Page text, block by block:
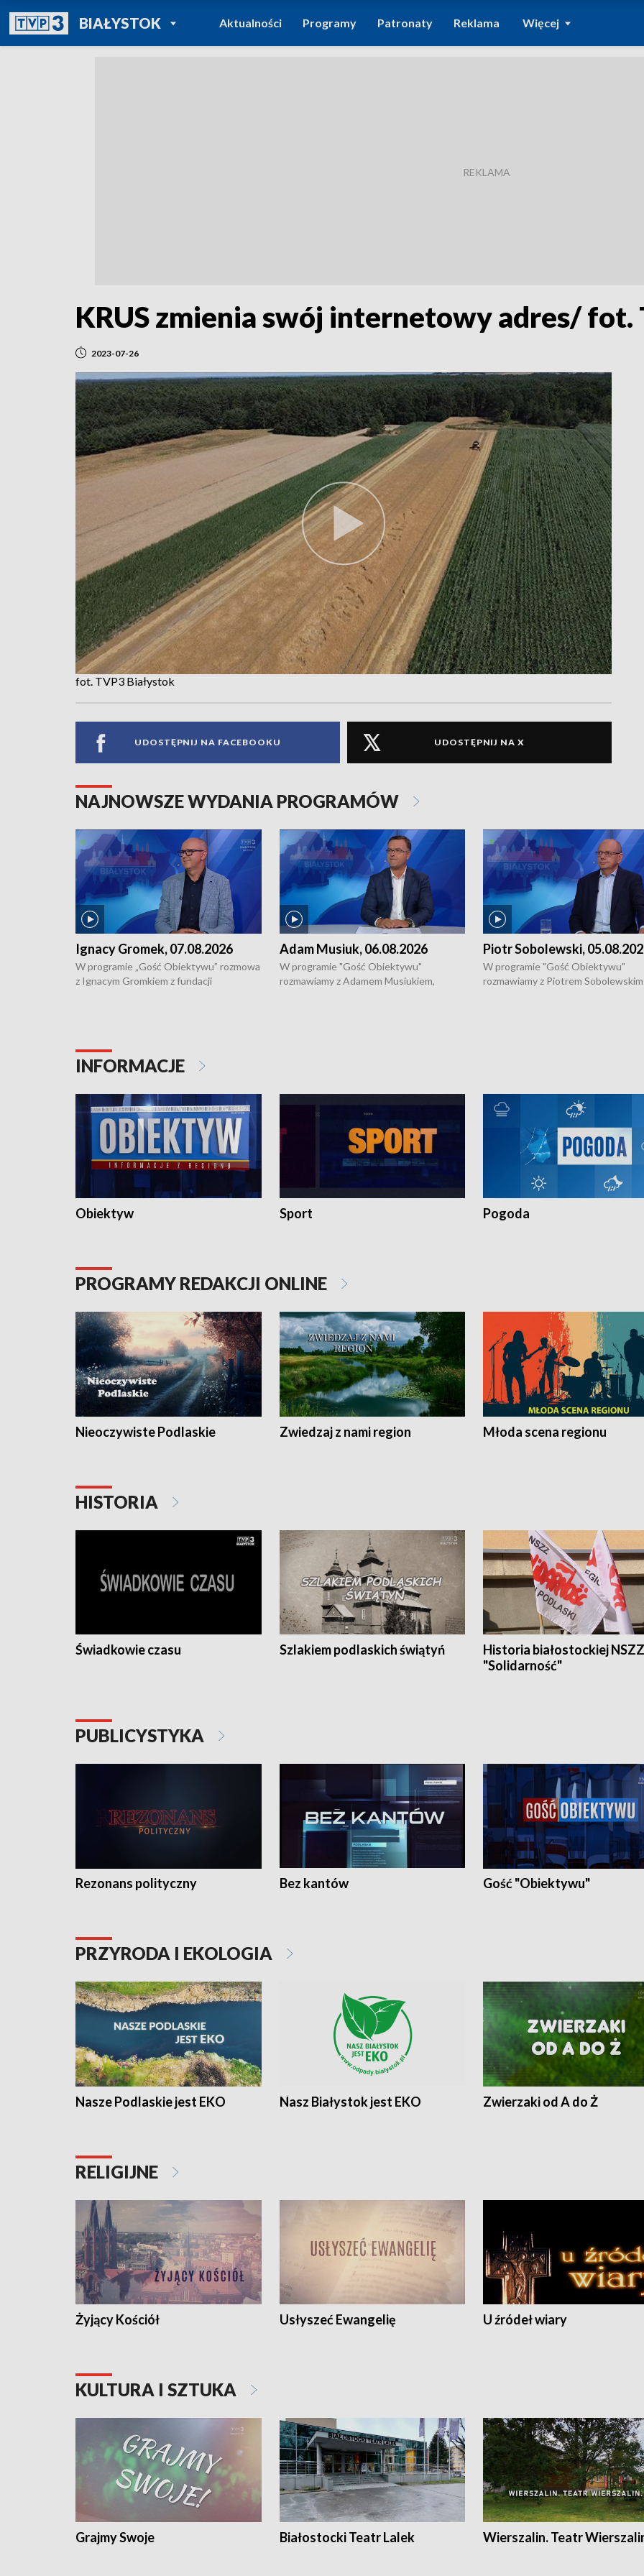
BIAŁYSTOKPOWRÓT DO
TVP REGIONY
Aktualności Programy Patronaty Reklama Więcej
KRUS zmienia swój internetowy adres/ fot.
2023-07-26
fot. TVP3 Białystok
UDOSTĘPNIJ NA FACEBOOKU UDOSTĘPNIJ NA X
NAJNOWSZE WYDANIA PROGRAMÓW
Ignacy Gromek, 07.08.2026
W programie „Gość Obiektywu” rozmowa
z Ignacym Gromkiem z fundacji
Adam Musiuk, 06.08.2026
W programie "Gość Obiektywu"
rozmawiamy z Adamem Musiukiem,
Piotr Sobolewski,
W programie "Gość Obiektywu"
rozmawiamy z Piotrem
INFORMACJE
Obiektyw Sport Pogoda
PROGRAMY REDAKCJI ONLINE
Nieoczywiste Podlaskie Zwiedzaj z nami region Młoda scena regionu
HISTORIA
Świadkowie czasu Szlakiem podlaskich świątyń
Historia białostockiej NSZZ
"Solidarność"
PUBLICYSTYKA
Rezonans polityczny Bez kantów Gość "Obiektywu"
PRZYRODA I EKOLOGIA
Nasze Podlaskie jest EKO Nasz Białystok jest EKO Zwierzaki od A do Ż
RELIGIJNE
Żyjący Kościół Usłyszeć Ewangelię U źródeł wiary
KULTURA I SZTUKA
Grajmy Swoje Białostocki Teatr Lalek Wierszalin. Teatr